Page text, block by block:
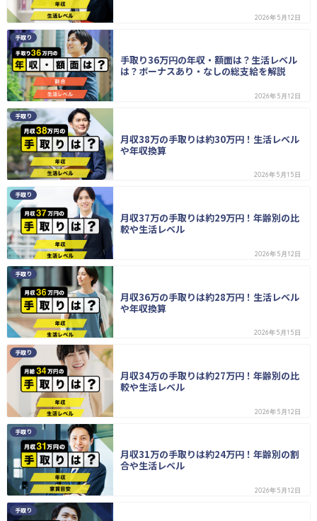
2026年5月12日
手取り
手取り36万円の年収・額面は？生活レベル
は？ボーナスあり・なしの総支給を解説
2026年5月12日
手取り
月収38万の手取りは約30万円！生活レベル
や年収換算
2026年5月15日
手取り
月収37万の手取りは約29万円！年齢別の比
較や生活レベル
2026年5月12日
手取り
月収36万の手取りは約28万円！生活レベル
や年収換算
2026年5月15日
手取り
月収34万の手取りは約27万円！年齢別の比
較や生活レベル
2026年5月12日
手取り
月収31万の手取りは約24万円！年齢別の割
合や生活レベル
2026年5月12日
手取り